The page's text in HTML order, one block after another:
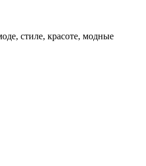
стиле, красоте, модные